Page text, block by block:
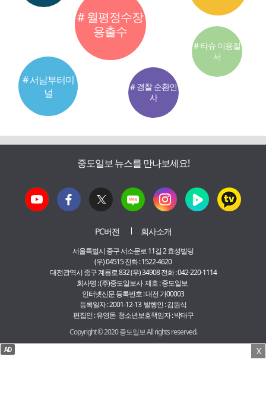
# 월평정수장
용출수
# 서남부터미
널
# 경찰 순환인
사
# 타슈 이용질
서
중도일보 뉴스를 만나보세요!
PC버전 회사소개
서울특별시 중구 서소문로 11길 2 효성빌딩
(우) 04515 전화 : 1522-4620
대전광역시 중구 계룡로 832 (우) 34908 전화 : 042-220-1114
회사명 : (주)중도일보사 제호 : 중도일보
인터넷신문 등록번호 : 대전 가00003
등록일자 : 2001-12-13 발행인 : 김원식
편집인 : 유영돈 청소년보호책임자 : 박태구
Copyright © 2020 중도일보 All rights reserved.
X
AD